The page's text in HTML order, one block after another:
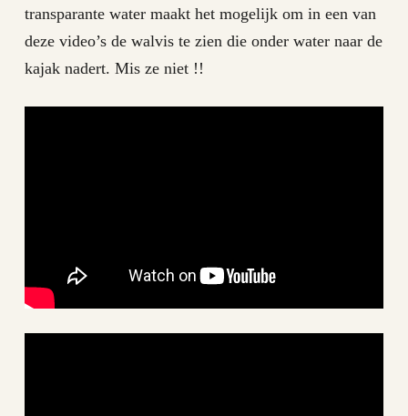
transparante water maakt het mogelijk om in een van
deze video’s de walvis te zien die onder water naar de
kajak nadert. Mis ze niet !!